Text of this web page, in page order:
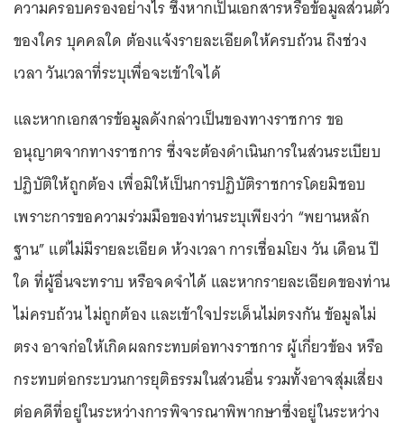
ความครอบครองอย่างไร ซึ่งหากเป็นเอกสารหรือข้อมูลส่วนตัว
ของใคร บุคคลใด ต้องแจ้งรายละเอียดให้ครบถ้วน ถึงช่วง
เวลา วันเวลาที่ระบุเพื่อจะเข้าใจได้
และหากเอกสารข้อมูลดังกล่าวเป็นของทางราชการ ขอ
อนุญาตจากทางราชการ ซึ่งจะต้องดำเนินการในส่วนระเบียบ
ปฏิบัติให้ถูกต้อง เพื่อมิให้เป็นการปฏิบัติราชการโดยมิชอบ
เพราะการขอความร่วมมือของท่านระบุเพียงว่า “พยานหลัก
ฐาน” แต่ไม่มีรายละเอียด ห้วงเวลา การเชื่อมโยง วัน เดือน ปี
ใด ที่ผู้อื่นจะทราบ หรือจดจำได้ และหากรายละเอียดของท่าน
ไม่ครบถ้วน ไม่ถูกต้อง และเข้าใจประเด็นไม่ตรงกัน ข้อมูลไม่
ตรง อาจก่อให้เกิดผลกระทบต่อทางราชการ ผู้เกี่ยวข้อง หรือ
กระทบต่อกระบวนการยุติธรรมในส่วนอื่น รวมทั้งอาจสุ่มเสี่ยง
ต่อคดีที่อยู่ในระหว่างการพิจารณาพิพากษาซึ่งอยู่ในระหว่าง